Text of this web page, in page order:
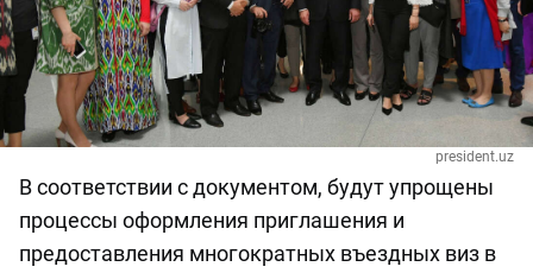
president.uz
В соответствии с документом, будут упрощены
процессы оформления приглашения и
предоставления многократных въездных виз в